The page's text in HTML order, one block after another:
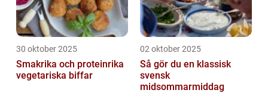
30 oktober 2025
Smakrika och proteinrika
vegetariska biffar
02 oktober 2025
Så gör du en klassisk
svensk
midsommarmiddag